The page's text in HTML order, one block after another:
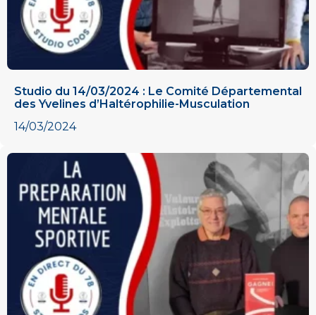
Studio du 14/03/2024 : Le Comité Départemental
des Yvelines d’Haltérophilie-Musculation​
14/03/2024